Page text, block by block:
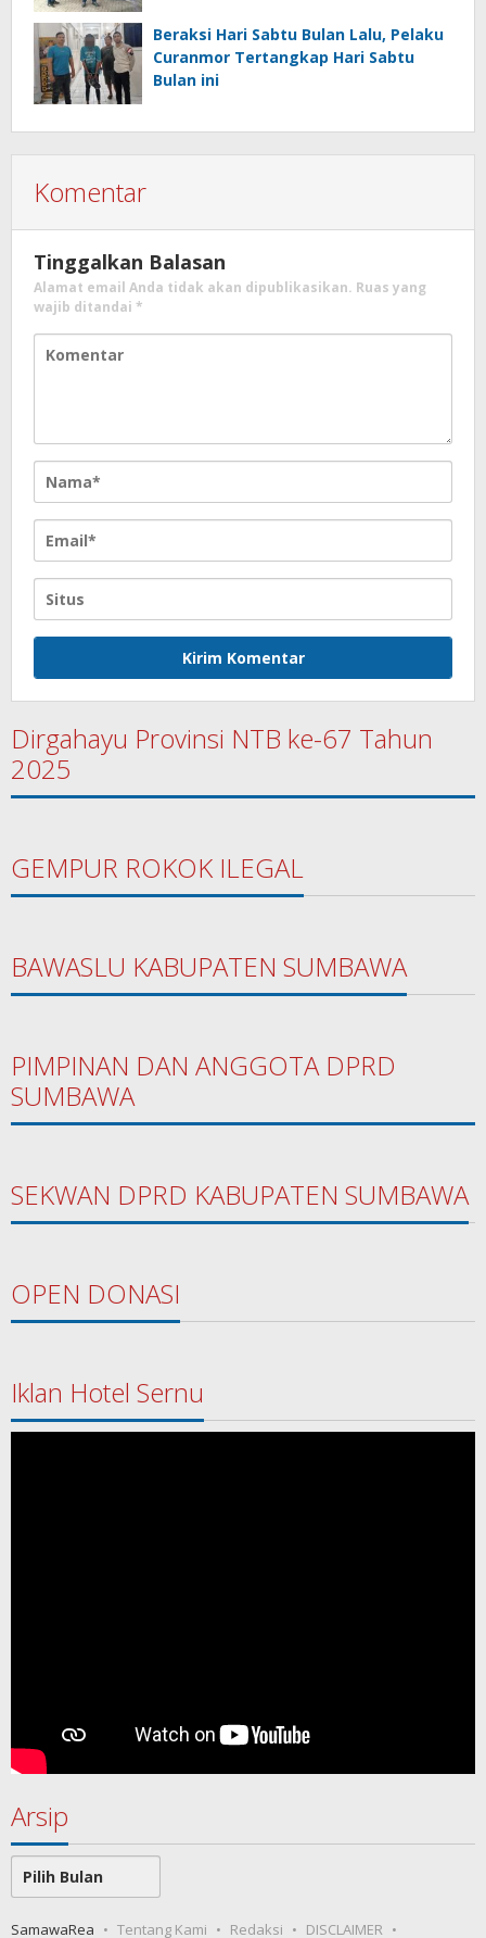
Beraksi Hari Sabtu Bulan Lalu, Pelaku
Curanmor Tertangkap Hari Sabtu
Bulan ini
Komentar
Tinggalkan Balasan
Alamat email Anda tidak akan dipublikasikan. Ruas yang
wajib ditandai *
Dirgahayu Provinsi NTB ke-67 Tahun
2025
GEMPUR ROKOK ILEGAL
BAWASLU KABUPATEN SUMBAWA
PIMPINAN DAN ANGGOTA DPRD
SUMBAWA
SEKWAN DPRD KABUPATEN SUMBAWA
OPEN DONASI
Iklan Hotel Sernu
Arsip
Arsip
SamawaRea Tentang Kami Redaksi DISCLAIMER